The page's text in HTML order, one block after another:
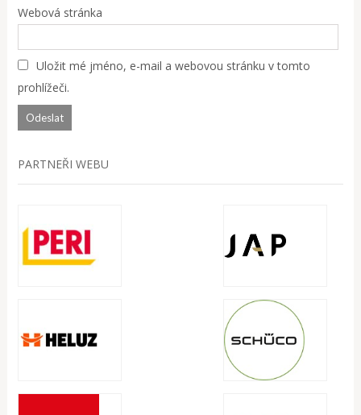
Webová stránka
Uložit mé jméno, e-mail a webovou stránku v tomto
prohlížeči.
PARTNEŘI WEBU